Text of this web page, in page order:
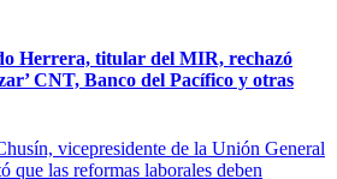
Herrera, titular del MIR, rechazó
CNT, Banco del Pacífico y otras